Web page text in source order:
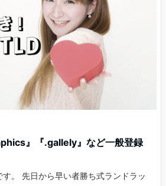
』『.gallely』など一般登録
。 先日から早い者勝ち式ランドラッ